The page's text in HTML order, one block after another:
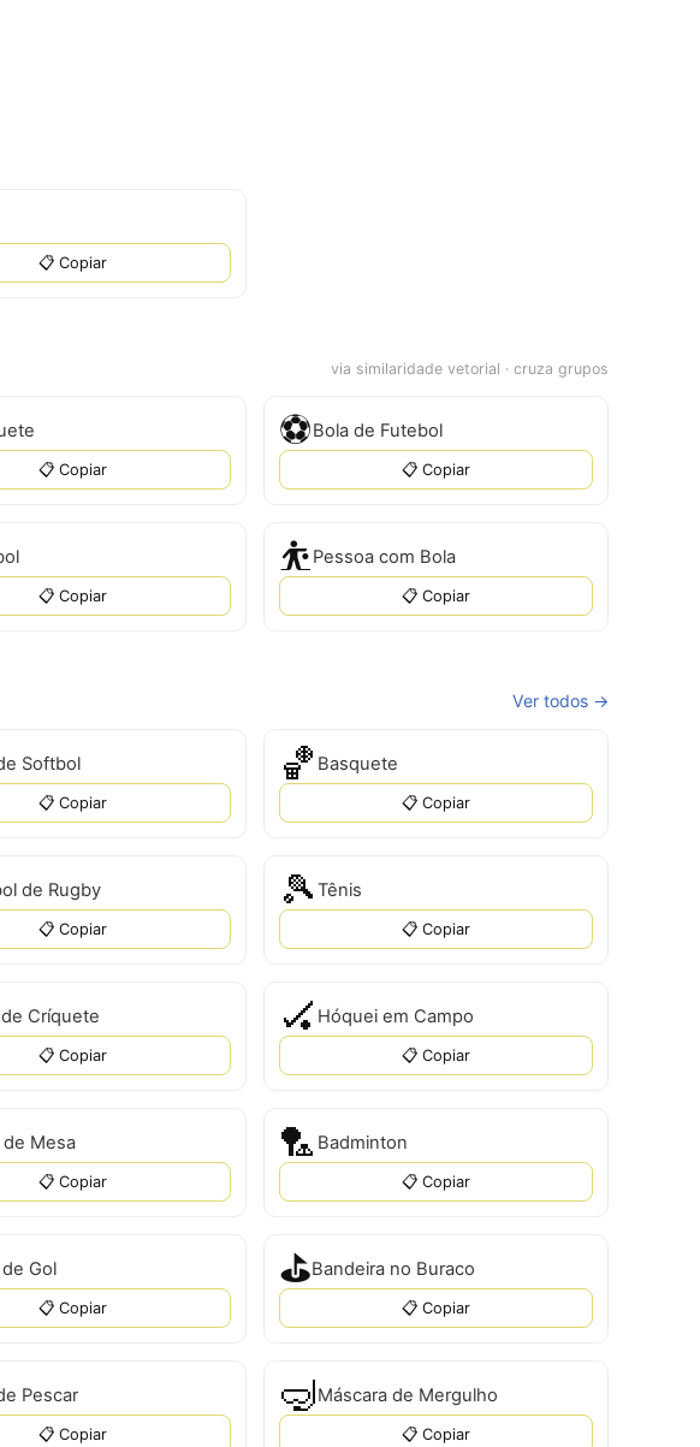
📋 Copiar
via similaridade vetorial · cruza grupos
📋 Copiar
⚽Bola de Futebol
📋 Copiar
📋 Copiar
⛹️ Pessoa com Bola
📋 Copiar
Ver todos →
Softbol
📋 Copiar
🏀 Basquete
📋 Copiar
de Rugby
📋 Copiar
🎾 Tênis
📋 Copiar
Críquete
📋 Copiar
🏑 Hóquei em Campo
📋 Copiar
de Mesa
📋 Copiar
🏸 Badminton
📋 Copiar
Gol
📋 Copiar
⛳Bandeira no Buraco
📋 Copiar
Pescar
📋 Copiar
🤿Máscara de Mergulho
📋 Copiar